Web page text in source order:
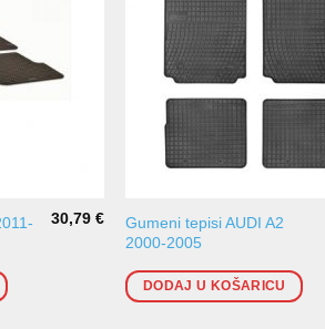
30,79 €
Gumeni tepisi AUDI A2
2000-2005
DODAJ U KOŠARICU